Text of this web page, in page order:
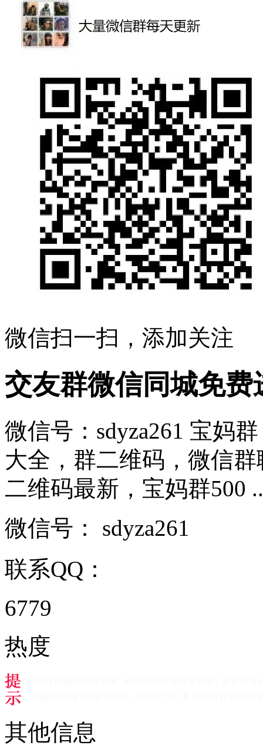
微信扫一扫，添加关注
交友群微信同城免
微信号：sdyza261 宝妈
大全，群二维码，微信
二维码最新，宝妈群500
微信号： sdyza261
联系QQ：
6779
热度
其他信息